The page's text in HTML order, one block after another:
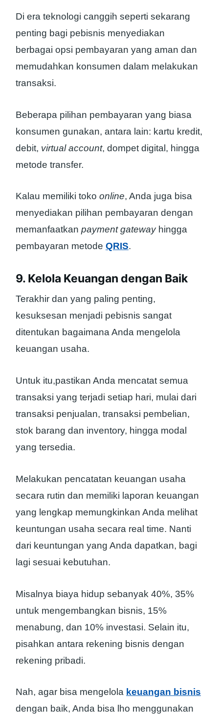
Di era teknologi canggih seperti sekarang
penting bagi pebisnis menyediakan
berbagai opsi pembayaran yang aman dan
memudahkan konsumen dalam melakukan
transaksi.
Beberapa pilihan pembayaran yang biasa
konsumen gunakan, antara lain: kartu kredit,
debit, virtual account, dompet digital, hingga
metode transfer.
Kalau memiliki toko online, Anda juga bisa
menyediakan pilihan pembayaran dengan
memanfaatkan payment gatewayhingga
pembayaran metode QRIS.
9. Kelola Keuangan dengan Baik
Terakhir dan yang paling penting,
kesuksesan menjadi pebisnis sangat
ditentukan bagaimana Anda mengelola
keuangan usaha.
Untuk itu,pastikan Anda mencatat semua
transaksi yang terjadi setiap hari, mulai dari
transaksi penjualan, transaksi pembelian,
stok barang dan inventory, hingga modal
yang tersedia.
Melakukan pencatatan keuangan usaha
secara rutin dan memiliki laporan keuangan
yang lengkap memungkinkan Anda melihat
keuntungan usaha secara real time. Nanti
dari keuntungan yang Anda dapatkan, bagi
lagi sesuai kebutuhan.
Misalnya biaya hidup sebanyak 40%, 35%
untuk mengembangkan bisnis, 15%
menabung, dan 10% investasi. Selain itu,
pisahkan antara rekening bisnis dengan
rekening pribadi.
Nah, agar bisa mengelola keuangan bisnis
dengan baik, Anda bisa lho menggunakan